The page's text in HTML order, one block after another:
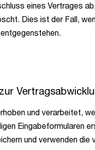
eines Vertrages
Dies ist der Fall,
und verarbeitet,
Eingabeformularen
und verwenden